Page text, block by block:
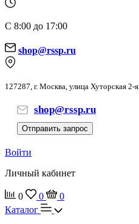
С 8:00 до 17:00
shop@rssp.ru
127287, г. Москва, улица Хуторская
shop@rssp.ru
Отправить запрос
Войти
Личный кабинет
0 0
0
Каталог